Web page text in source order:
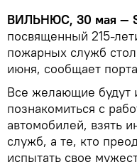
ВИЛЬНЮС, 30 мая —
посвященный 215-
пожарных служб
июня, сообщает
Все желающие будут
познакомиться с
автомобилей, взять
служб, а те, кто
испытать свое